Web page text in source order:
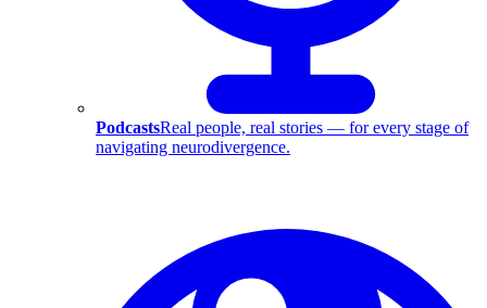
PodcastsReal people, real stories — for every stage of
navigating neurodivergence.